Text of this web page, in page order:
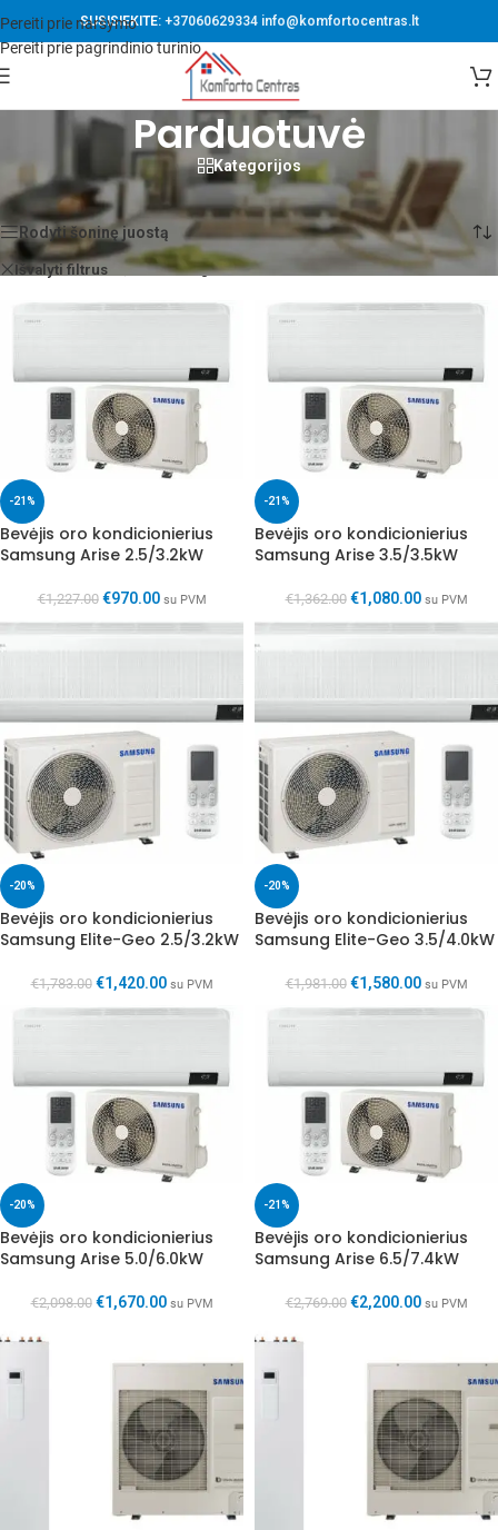
Pereiti prie naršymo
Pereiti prie pagrindinio turinio
SUSISIEKITE: +37060629334 info@komfortocentras.lt
Parduotuvė
Kategorijos
Pradžia /Parduotuvė Rodomi visi rezultatai: 10
Rodyti šoninę juostą
Išvalyti filtrus Samsung
-21%
Bevėjis oro kondicionierius
Samsung Arise 2.5/3.2kW
€1,227.00 €970.00 su PVM
-21%
Bevėjis oro kondicionierius
Samsung Arise 3.5/3.5kW
€1,362.00 €1,080.00 su PVM
-20%
Bevėjis oro kondicionierius
Samsung Elite-Geo 2.5/3.2kW
€1,783.00 €1,420.00 su PVM
-20%
Bevėjis oro kondicionierius
Samsung Elite-Geo 3.5/4.0kW
€1,981.00 €1,580.00 su PVM
-20%
Bevėjis oro kondicionierius
Samsung Arise 5.0/6.0kW
€2,098.00 €1,670.00 su PVM
-21%
Bevėjis oro kondicionierius
Samsung Arise 6.5/7.4kW
€2,769.00 €2,200.00 su PVM